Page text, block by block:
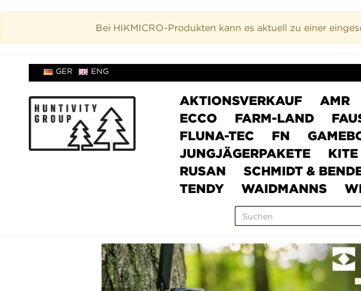
Bei HIKMICRO-Produkten kann es aktuell zu einer
GER ENG
AKTIONSVERKAUF AMR
ECCO
FARM-LAND
FLUNA-TEC
FN
JUNGJÄGERPAKETE
KITE
RUSAN
SCHMIDT &
TENDY
WAIDMANNS